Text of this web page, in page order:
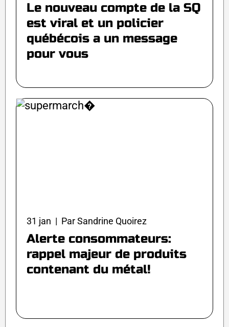
Le nouveau compte de la SQ
est viral et un policier
québécois a un message
pour vous
31 jan | Par Sandrine Quoirez
Alerte consommateurs:
rappel majeur de produits
contenant du métal!